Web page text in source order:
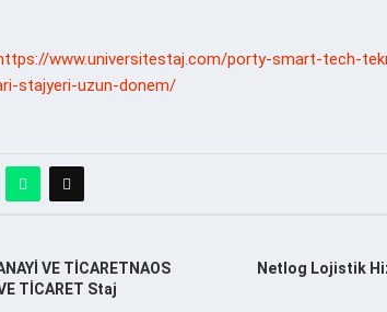
www.universitestaj.com/porty-smart-tech-
stajyeri-uzun-donem/
VE TİCARETNAOS
TİCARET Staj
Netlog Lojistik